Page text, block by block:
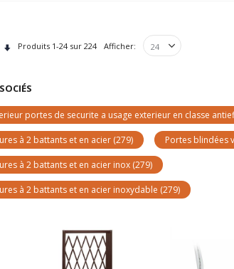
Par
croissant
Produits 1-24sur224 Afficher
portes de securite a usage exterieur en classe
à 2 battants et en acier (279) Portes blindées
à 2 battants et en acier inox (279)
à 2 battants et en acier inoxydable (279)